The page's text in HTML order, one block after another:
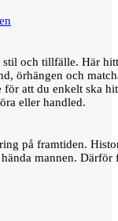
och tillfälle. Här
örhängen och
för att du enkelt ska
eller handled.
på framtiden.
mannen.